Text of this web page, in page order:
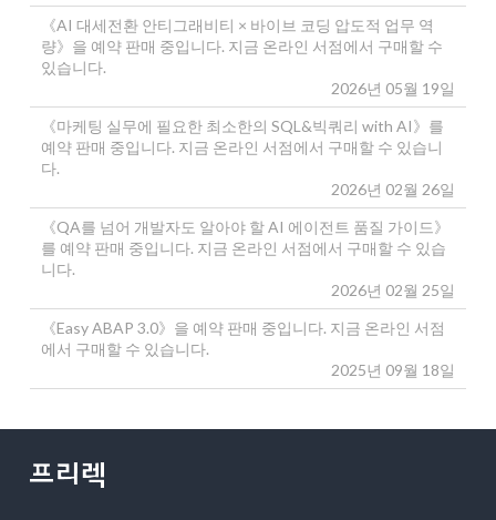
《AI 대세전환 안티그래비티 × 바이브 코딩 압도적 업무 역
량》을 예약 판매 중입니다. 지금 온라인 서점에서 구매할 수
있습니다.
2026년 05월 19일
《마케팅 실무에 필요한 최소한의 SQL&빅쿼리 with AI》를
예약 판매 중입니다. 지금 온라인 서점에서 구매할 수 있습니
다.
2026년 02월 26일
《QA를 넘어 개발자도 알아야 할 AI 에이전트 품질 가이드》
를 예약 판매 중입니다. 지금 온라인 서점에서 구매할 수 있습
니다.
2026년 02월 25일
《Easy ABAP 3.0》을 예약 판매 중입니다. 지금 온라인 서점
에서 구매할 수 있습니다.
2025년 09월 18일